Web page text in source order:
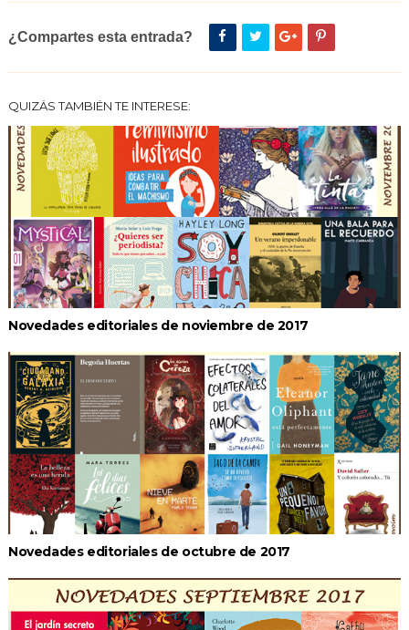
¿Compartes esta entrada?
QUIZÁS TAMBIÉN TE INTERESE:
Novedades editoriales de noviembre de 2017
Novedades editoriales de octubre de 2017